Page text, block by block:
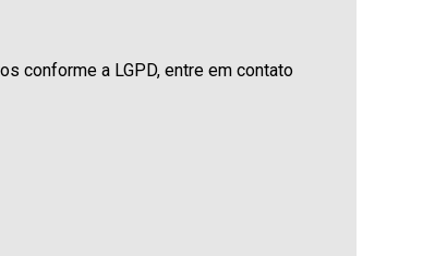
conforme a LGPD, entre em contato